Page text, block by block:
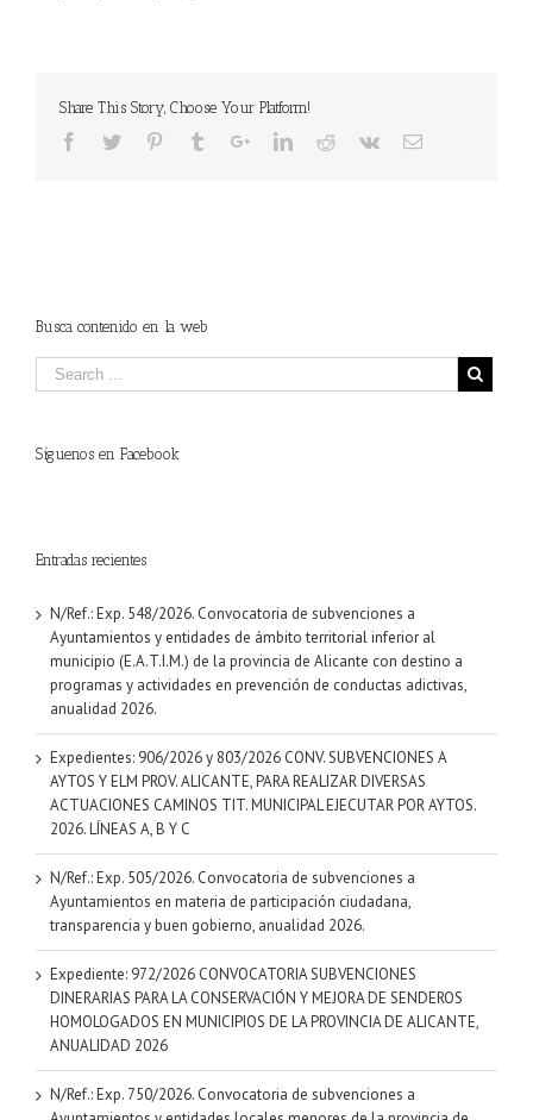
Share This Story, Choose Your Platform!
Busca contenido en la web
Síguenos en Facebook
Entradas recientes
N/Ref.: Exp. 548/2026. Convocatoria de subvenciones a
Ayuntamientos y entidades de ámbito territorial inferior al
municipio (E.A.T.I.M.) de la provincia de Alicante con destino a
programas y actividades en prevención de conductas adictivas,
anualidad 2026.
Expedientes: 906/2026 y 803/2026 CONV. SUBVENCIONES A
AYTOS Y ELM PROV. ALICANTE, PARA REALIZAR DIVERSAS
ACTUACIONES CAMINOS TIT. MUNICIPAL EJECUTAR POR AYTOS.
2026. LÍNEAS A, B Y C
N/Ref.: Exp. 505/2026. Convocatoria de subvenciones a
Ayuntamientos en materia de participación ciudadana,
transparencia y buen gobierno, anualidad 2026.
Expediente: 972/2026 CONVOCATORIA SUBVENCIONES
DINERARIAS PARA LA CONSERVACIÓN Y MEJORA DE SENDEROS
HOMOLOGADOS EN MUNICIPIOS DE LA PROVINCIA DE ALICANTE,
ANUALIDAD 2026
N/Ref.: Exp. 750/2026. Convocatoria de subvenciones a